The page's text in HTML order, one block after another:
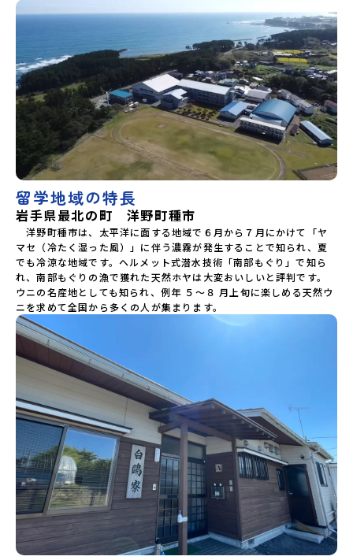
留学地域の特長
岩手県最北の町 洋野町種市
洋野町種市は、太平洋に面する地域で６月から７月にかけて「ヤ
マセ（冷たく湿った風）」に伴う濃霧が発生することで知られ、夏
でも冷涼な地域です。ヘルメット式潜水技術「南部もぐり」で知ら
れ、南部もぐりの漁で獲れた天然ホヤは大変おいしいと評判です。
ウニの名産地としても知られ、例年 ５～８ 月上旬に楽しめる天然ウ
ニを求めて全国から多くの人が集まります。